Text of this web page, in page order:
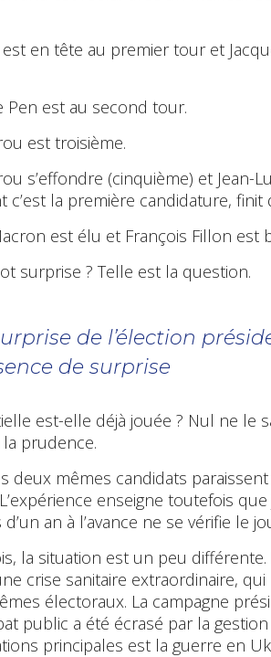
est en tête au premier tour et
Pen est au second tour.
est troisième.
s’effondre (cinquième) et
la première candidature, finit
est élu et François Fillon est
surprise ? Telle est la question.
de l’élection
de surprise
est-elle déjà jouée ? Nul ne le
la prudence.
deux mêmes candidats
enseigne toutefois
an à l’avance ne se vérifie le
la situation est un peu
crise sanitaire extraordinaire,
électoraux. La campagne
public a été écrasé par la
principales est la guerre en